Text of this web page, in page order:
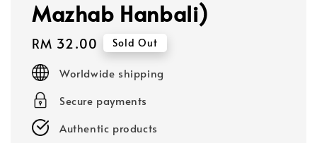
Mazhab Hanbali)
Regular
price
RM 32.00 Sold Out
Worldwide shipping
Secure payments
Authentic products